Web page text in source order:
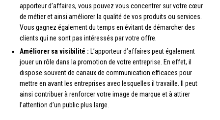
apporteur d’affaires, vous pouvez vous concentrer sur votre cœur
de métier et ainsi améliorer la qualité de vos produits ou services.
Vous gagnez également du temps en évitant de démarcher des
clients qui ne sont pas intéressés par votre offre.
Améliorer sa visibilité : L’apporteur d’affaires peut également
jouer un rôle dans la promotion de votre entreprise. En effet, il
dispose souvent de canaux de communication efficaces pour
mettre en avant les entreprises avec lesquelles il travaille. Il peut
ainsi contribuer à renforcer votre image de marque et à attirer
l’attention d’un public plus large.